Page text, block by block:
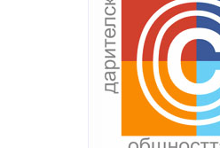
Текст на
featured
проба тук.